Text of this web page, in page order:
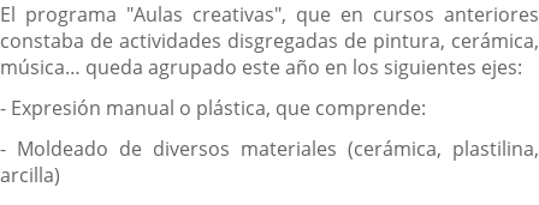
El programa "Aulas creativas", que en cursos anteriores
constaba de actividades disgregadas de pintura, cerámica,
música… queda agrupado este año en los siguientes ejes:
- Expresión manual o plástica, que comprende:
- Moldeado de diversos materiales (cerámica, plastilina,
arcilla)